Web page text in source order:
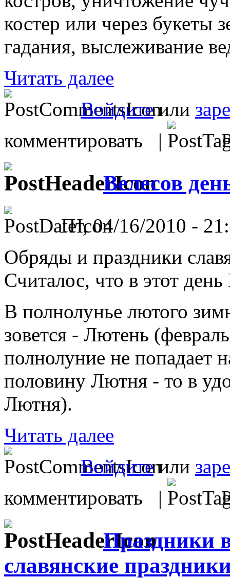
костер или через букеты
гадания, выслеживание
Читать далее
Войдитеили
комментировать |
Велесов
Пт, 04/16/2010 -
Обряды и праздники
Считалос, что в этот
В полнолунье лютого
зовется - Лютень
полнолуние не попадает
половину Лютня - то в
Лютня).
Читать далее
Войдитеили
комментировать |
Праздники
славянские